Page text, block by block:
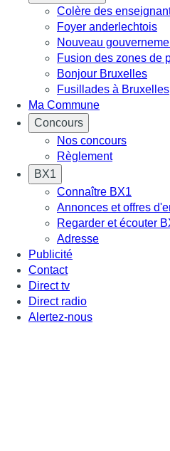
Colère des
Foyer anderlechtois
Nouveau
Fusion des zones de
Bonjour Bruxelles
Fusillades à Bruxelles
Ma Commune
Concours
Nos concours
Règlement
BX1
Connaître BX1
Annonces et offres
Regarder et écouter
Adresse
Publicité
Contact
Direct tv
Direct radio
Alertez-nous